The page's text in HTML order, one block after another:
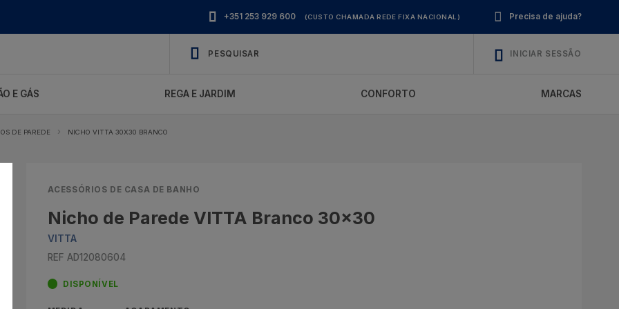
Precisa de ajuda?
+351 253 929 600 (CUSTO CHAMADA REDE FIXA NACIONAL)
INICIAR SESSÃO
E GÁS REGA E JARDIM CONFORTO MARCAS
DE PAREDE NICHO VITTA 30X30 BRANCO
ACESSÓRIOS DE CASA DE BANHO
Nicho de Parede VITTA Branco 30x30
VITTA
REF AD12080604
DISPONÍVEL